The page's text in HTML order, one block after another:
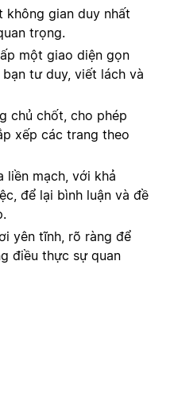
không gian duy nhất
trọng.
một giao diện gọn
tư duy, viết lách và
chủ chốt, cho phép
xếp các trang theo
liền mạch, với khả
để lại bình luận và đề
yên tĩnh, rõ ràng để
điều thực sự quan